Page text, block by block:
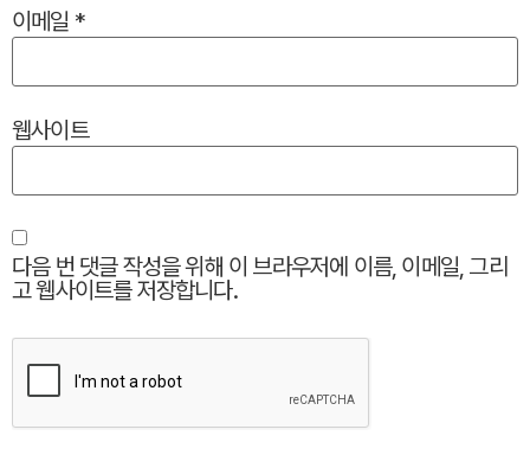
이메일 *
웹사이트
다음 번 댓글 작성을 위해 이 브라우저에 이름, 이메일, 그리
고 웹사이트를 저장합니다.